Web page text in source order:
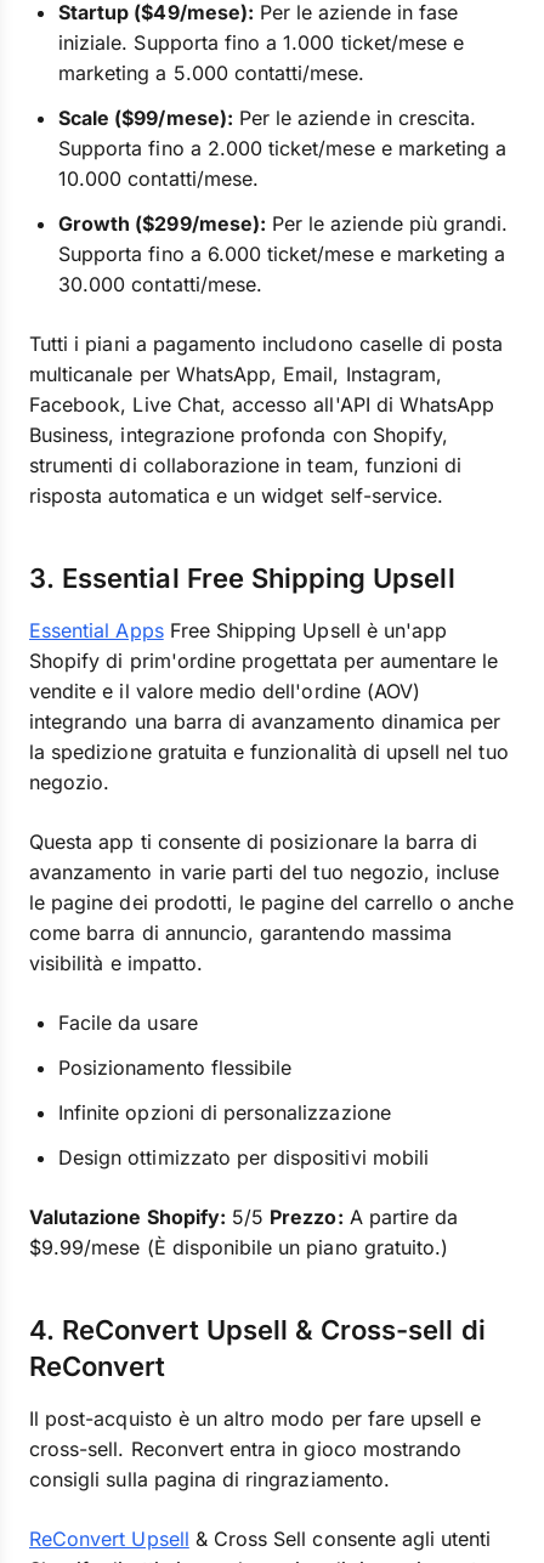
Startup ($49/mese): Per le aziende in fase
iniziale. Supporta fino a 1.000 ticket/mese e
marketing a 5.000 contatti/mese.
Scale ($99/mese): Per le aziende in crescita.
Supporta fino a 2.000 ticket/mese e marketing a
10.000 contatti/mese.
Growth ($299/mese): Per le aziende più grandi.
Supporta fino a 6.000 ticket/mese e marketing a
30.000 contatti/mese.
Tutti i piani a pagamento includono caselle di posta
multicanale per WhatsApp, Email, Instagram,
Facebook, Live Chat, accesso all'API di WhatsApp
Business, integrazione profonda con Shopify,
strumenti di collaborazione in team, funzioni di
risposta automatica e un widget self-service.
3. Essential Free Shipping Upsell
Essential AppsFree Shipping Upsell è un'app
Shopify di prim'ordine progettata per aumentare le
vendite e il valore medio dell'ordine (AOV)
integrando una barra di avanzamento dinamica per
la spedizione gratuita e funzionalità di upsell nel tuo
negozio.
Questa app ti consente di posizionare la barra di
avanzamento in varie parti del tuo negozio, incluse
le pagine dei prodotti, le pagine del carrello o anche
come barra di annuncio, garantendo massima
visibilità e impatto.
Facile da usare
Posizionamento flessibile
Infinite opzioni di personalizzazione
Design ottimizzato per dispositivi mobili
Valutazione Shopify: 5/5 Prezzo: A partire da
$9.99/mese (È disponibile un piano gratuito.)
4. ReConvert Upsell & Cross-sell di
ReConvert
Il post-acquisto è un altro modo per fare upsell e
cross-sell. Reconvert entra in gioco mostrando
consigli sulla pagina di ringraziamento.
ReConvert Upsell & Cross Sell consente agli utenti